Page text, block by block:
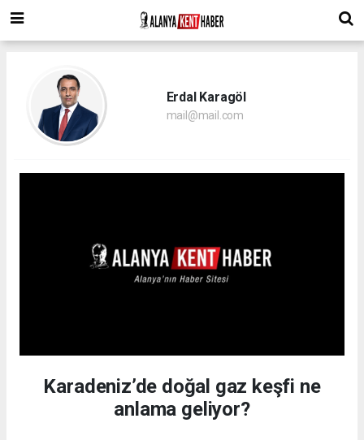
Erdal Karagöl
mail@mail.com
Karadeniz’de doğal gaz keşfi ne
anlama geliyor?